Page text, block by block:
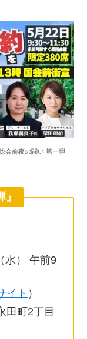
会前夜の闘い 第一弾」
水） 午前9
イト ）
田町2丁目